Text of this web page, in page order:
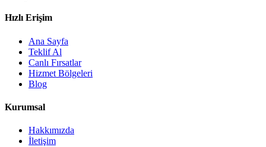
Hızlı Erişim
Ana Sayfa
Teklif Al
Canlı Fırsatlar
Hizmet Bölgeleri
Blog
Kurumsal
Hakkımızda
İletişim